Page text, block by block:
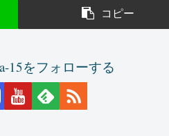
コピー
15をフォローする